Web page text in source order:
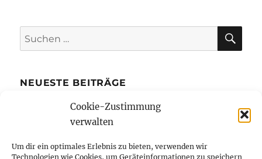
Cookie-Zustimmung
verwalten
Um dir ein optimales Erlebnis zu bieten, verwenden wir
Technologien wie Cookies, um Geräteinformationen zu speichern
Suchen
nach:
NEUESTE BEITRÄGE
Die Kreditkarte mit Ratenzahlung bietet
Bibi Blocksberg und Benjamin Blümchen